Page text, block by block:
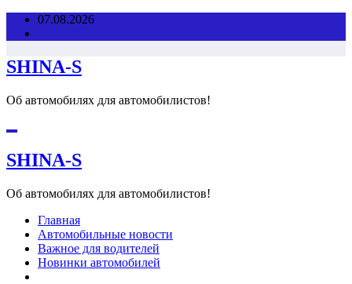
Перейти07.08.2026
SHINA-S
Об автомобилях для автомобилистов!
SHINA-S
Об автомобилях для автомобилистов!
Главная
Автомобильные новости
Важное для водителей
Новинки автомобилей